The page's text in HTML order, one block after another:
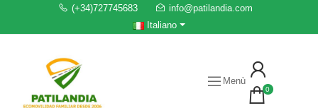
(+34)727745683
info@patilandia.com
Italiano
Menù
0